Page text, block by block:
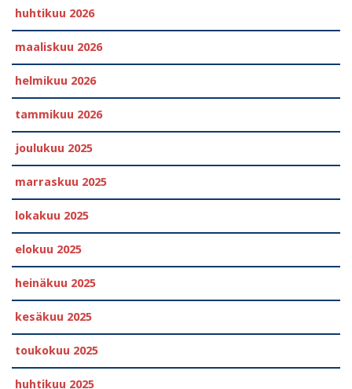
huhtikuu 2026
maaliskuu 2026
helmikuu 2026
tammikuu 2026
joulukuu 2025
marraskuu 2025
lokakuu 2025
elokuu 2025
heinäkuu 2025
kesäkuu 2025
toukokuu 2025
huhtikuu 2025